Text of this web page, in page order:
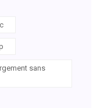
sans